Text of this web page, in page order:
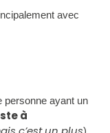
avec
personne ayant un
à
)